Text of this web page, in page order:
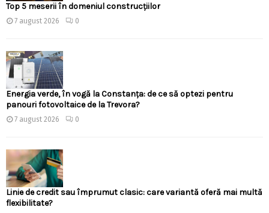
Top 5 meserii în domeniul construcțiilor
7 august 2026 0
Energia verde, în vogă la Constanța: de ce să optezi pentru
panouri fotovoltaice de la Trevora?
7 august 2026 0
Linie de credit sau împrumut clasic: care variantă oferă mai multă
flexibilitate?